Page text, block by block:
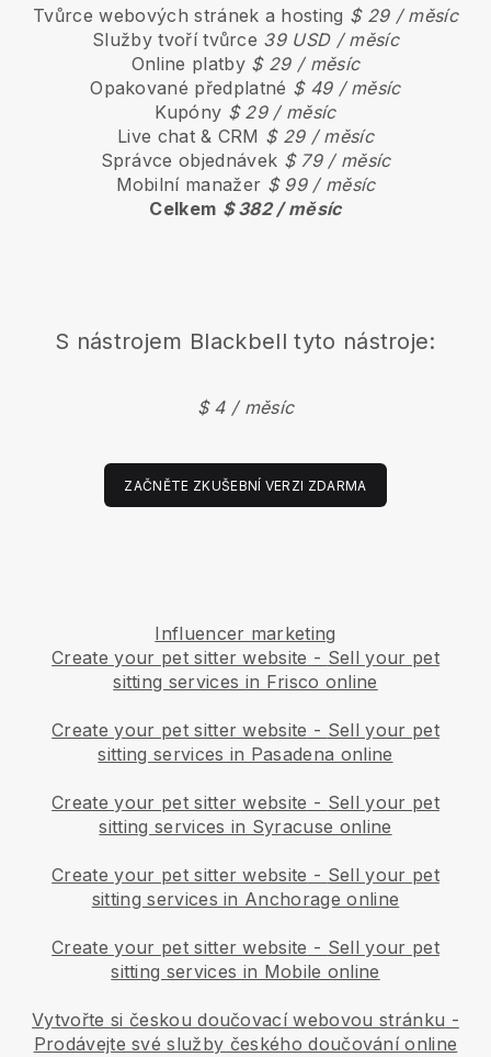
Tvůrce webových stránek a hosting $ 29 / měsíc
Služby tvoří tvůrce 39 USD / měsíc
Online platby $ 29 / měsíc
Opakované předplatné $ 49 / měsíc
Kupóny $ 29 / měsíc
Live chat & CRM $ 29 / měsíc
Správce objednávek $ 79 / měsíc
Mobilní manažer $ 99 / měsíc
Celkem $ 382 / měsíc
S nástrojem Blackbell tyto nástroje:
$ 4 / měsíc
ZAČNĚTE ZKUŠEBNÍ VERZI ZDARMA
Influencer marketing
Create your pet sitter website - Sell your pet
sitting services in Frisco online
Create your pet sitter website - Sell your pet
sitting services in Pasadena online
Create your pet sitter website - Sell your pet
sitting services in Syracuse online
Create your pet sitter website - Sell your pet
sitting services in Anchorage online
Create your pet sitter website - Sell your pet
sitting services in Mobile online
Vytvořte si českou doučovací webovou stránku -
Prodávejte své služby českého doučování online